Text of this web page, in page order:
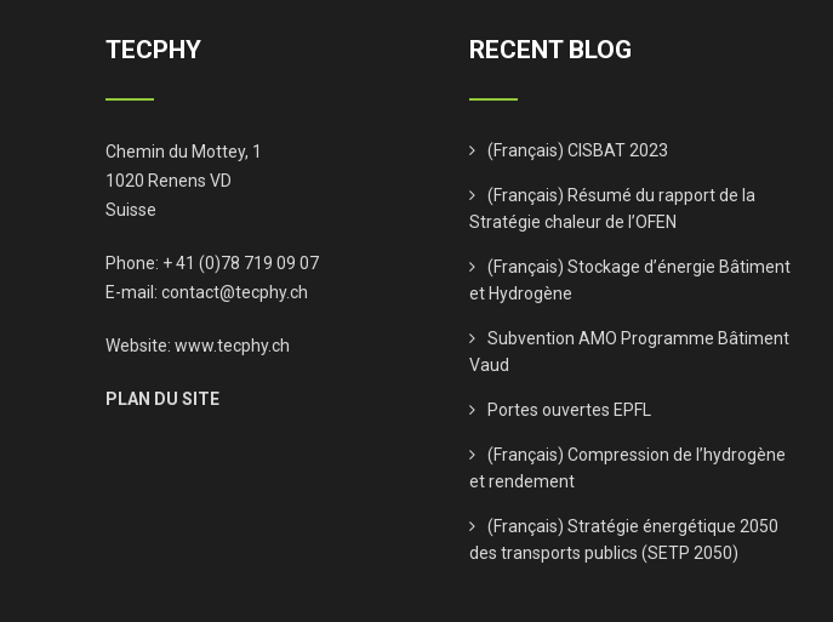
TECPHY
Chemin du Mottey, 1
1020 Renens VD
Suisse
Phone: + 41 (0)78 719 09 07
E-mail: contact@tecphy.ch
Website: www.tecphy.ch
PLAN DU SITE
RECENT BLOG
(Français) CISBAT 2023
(Français) Résumé du rapport de la
Stratégie chaleur de l’OFEN
(Français) Stockage d’énergie Bâtiment
et Hydrogène
Subvention AMO Programme Bâtiment
Vaud
Portes ouvertes EPFL
(Français) Compression de l’hydrogène
et rendement
(Français) Stratégie énergétique 2050
des transports publics (SETP 2050)